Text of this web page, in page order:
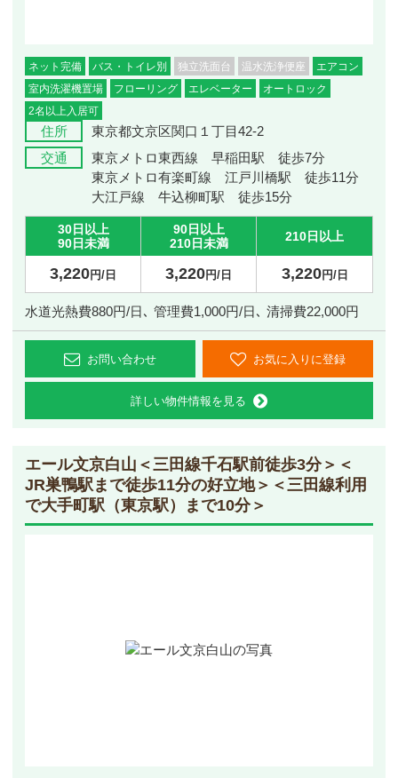
ネット完備 バス・トイレ別 独立洗面台 温水洗浄便座
エアコン
室内洗濯機置場
フローリング エレベーター
オートロック
2名以上入居可
住所
東京都文京区関口１丁目42-2
交通
東京メトロ東西線 早稲田駅 徒歩7分
東京メトロ有楽町線 江戸川橋駅 徒歩11分
大江戸線 牛込柳町駅 徒歩15分
30日以上
90日未満
90日以上
210日未満
210日以上
3,220円/日 3,220円/日 3,220円/日
水道光熱費880円/日､ 管理費1,000円/日､ 清掃費22,000円
お問い合わせ お気に入りに登録
詳しい物件情報を見る
エール文京白山 ＜三田線千石駅前徒歩3分＞＜
JR巣鴨駅まで徒歩11分の好立地＞＜三田線利用
で大手町駅（東京駅）まで10分＞